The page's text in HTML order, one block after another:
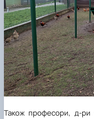
Також професори, д-ри